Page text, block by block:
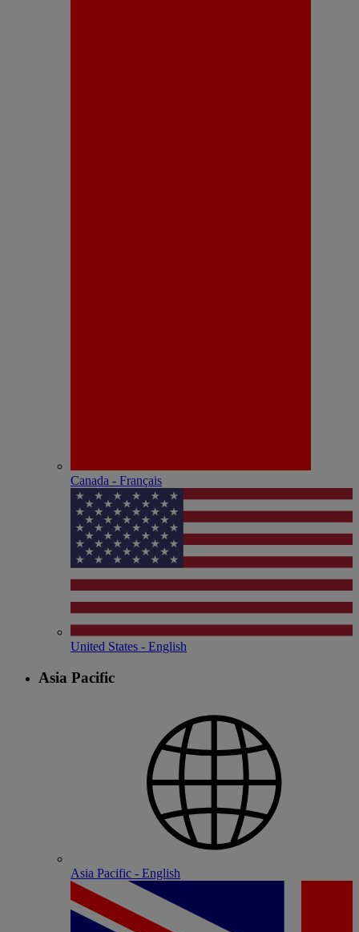
Canada - Français
United States - English
Asia Pacific
Asia Pacific - English